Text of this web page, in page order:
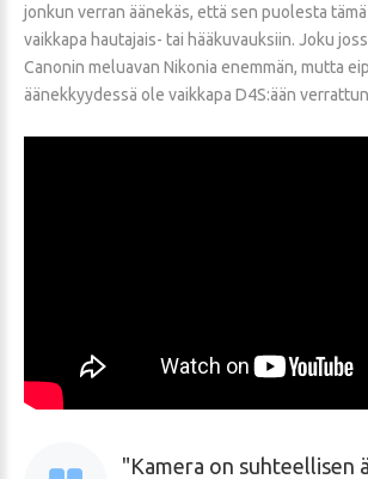
jonkun verran äänekäs, että sen puolesta
vaikkapa hautajais- tai hääkuvauksiin. Joku
Canonin meluavan Nikonia enemmän, mutta
äänekkyydessä ole vaikkapa D4S:ään
Kamera on suhteellisen